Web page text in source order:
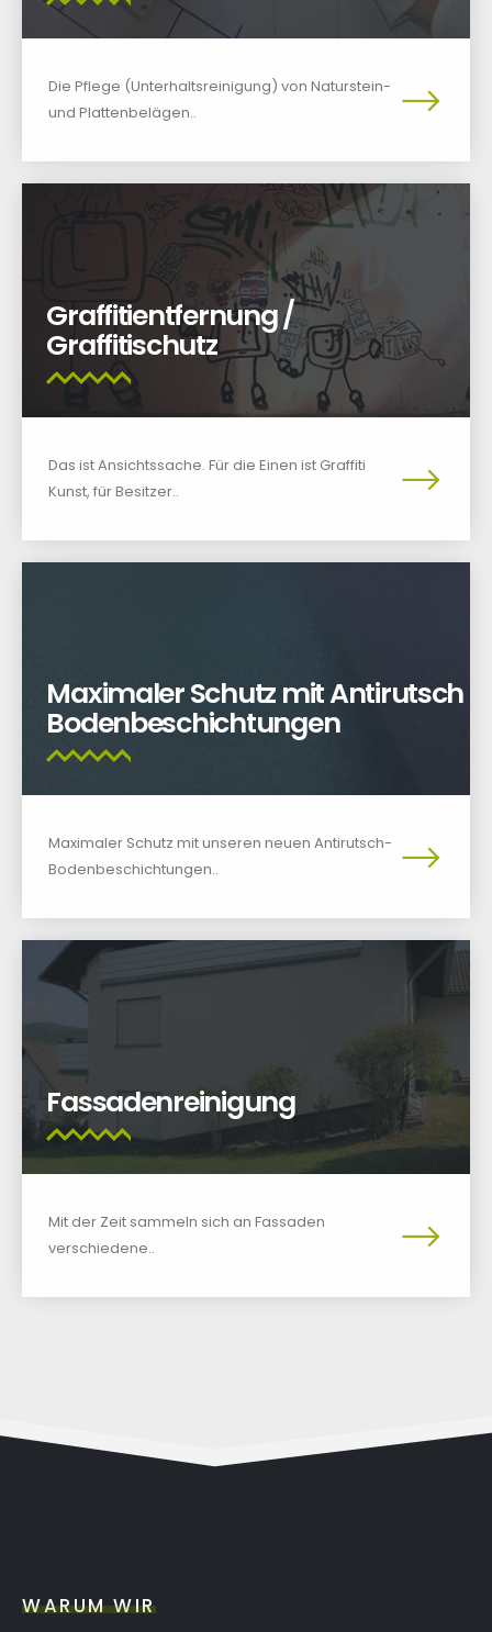
Die Pflege (Unterhaltsreinigung) von Naturstein-
und Plattenbelägen..
Graffitientfernung /
Graffitischutz
Das ist Ansichtssache. Für die Einen ist Graffiti
Kunst, für Besitzer..
Maximaler Schutz mit Antirutsch
Bodenbeschichtungen
Maximaler Schutz mit unseren neuen Antirutsch-
Bodenbeschichtungen..
Fassadenreinigung
Mit der Zeit sammeln sich an Fassaden
verschiedene..
WARUM WIR